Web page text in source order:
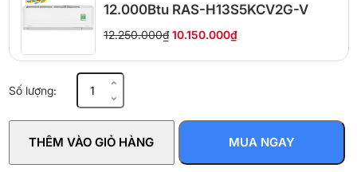
12.000Btu RAS-H13S5KCV2G-V
12.250.000₫ 10.150.000₫
Số lượng:
Máy
lạnh
1
HP
THÊM VÀO GIỎ HÀNG MUA NGAY